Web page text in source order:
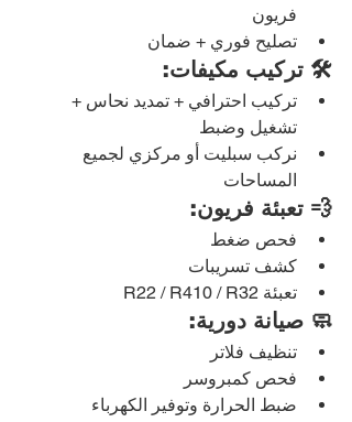
فريون
تصليح فوري + ضمان
🛠️ تركيب مكيفات:
تركيب احترافي + تمديد نحاس +
تشغيل وضبط
نركب سبليت أو مركزي لجميع
المساحات
💨 تعبئة فريون:
فحص ضغط
كشف تسريبات
تعبئة R22 / R410 / R32
🧼 صيانة دورية:
تنظيف فلاتر
فحص كمبروسر
ضبط الحرارة وتوفير الكهرباء